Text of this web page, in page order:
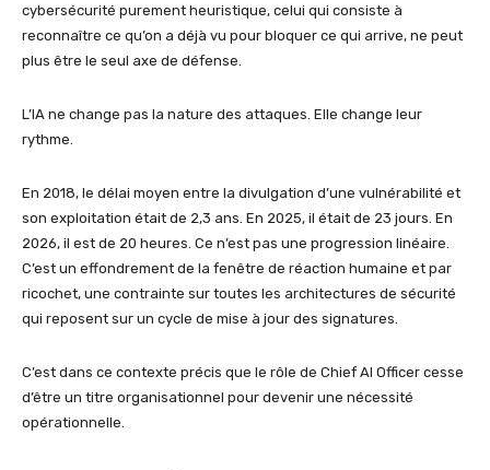
cybersécurité purement heuristique, celui qui consiste à
reconnaître ce qu’on a déjà vu pour bloquer ce qui arrive, ne peut
plus être le seul axe de défense.
L’IA ne change pas la nature des attaques. Elle change leur
rythme.
En 2018, le délai moyen entre la divulgation d’une vulnérabilité et
son exploitation était de 2,3 ans. En 2025, il était de 23 jours. En
2026, il est de 20 heures. Ce n’est pas une progression linéaire.
C’est un effondrement de la fenêtre de réaction humaine et par
ricochet, une contrainte sur toutes les architectures de sécurité
qui reposent sur un cycle de mise à jour des signatures.
C’est dans ce contexte précis que le rôle de Chief AI Officer cesse
d’être un titre organisationnel pour devenir une nécessité
opérationnelle.